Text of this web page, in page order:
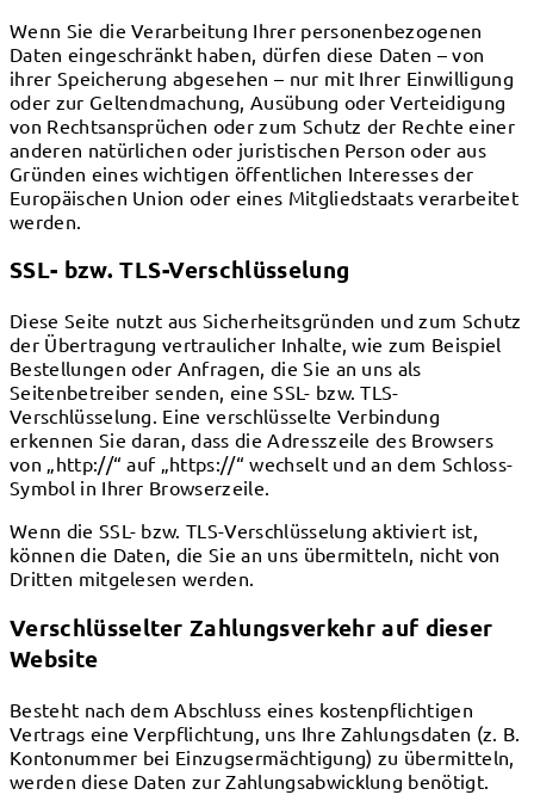
Wenn Sie die Verarbeitung Ihrer personenbezogenen
Daten eingeschränkt haben, dürfen diese Daten – von
ihrer Speicherung abgesehen – nur mit Ihrer Einwilligung
oder zur Geltendmachung, Ausübung oder Verteidigung
von Rechtsansprüchen oder zum Schutz der Rechte einer
anderen natürlichen oder juristischen Person oder aus
Gründen eines wichtigen öffentlichen Interesses der
Europäischen Union oder eines Mitgliedstaats verarbeitet
werden.
SSL- bzw. TLS-Verschlüsselung
Diese Seite nutzt aus Sicherheitsgründen und zum Schutz
der Übertragung vertraulicher Inhalte, wie zum Beispiel
Bestellungen oder Anfragen, die Sie an uns als
Seitenbetreiber senden, eine SSL- bzw. TLS-
Verschlüsselung. Eine verschlüsselte Verbindung
erkennen Sie daran, dass die Adresszeile des Browsers
von „http://“ auf „https://“ wechselt und an dem Schloss-
Symbol in Ihrer Browserzeile.
Wenn die SSL- bzw. TLS-Verschlüsselung aktiviert ist,
können die Daten, die Sie an uns übermitteln, nicht von
Dritten mitgelesen werden.
Verschlüsselter Zahlungsverkehr auf dieser
Website
Besteht nach dem Abschluss eines kostenpflichtigen
Vertrags eine Verpflichtung, uns Ihre Zahlungsdaten (z. B.
Kontonummer bei Einzugsermächtigung) zu übermitteln,
werden diese Daten zur Zahlungsabwicklung benötigt.